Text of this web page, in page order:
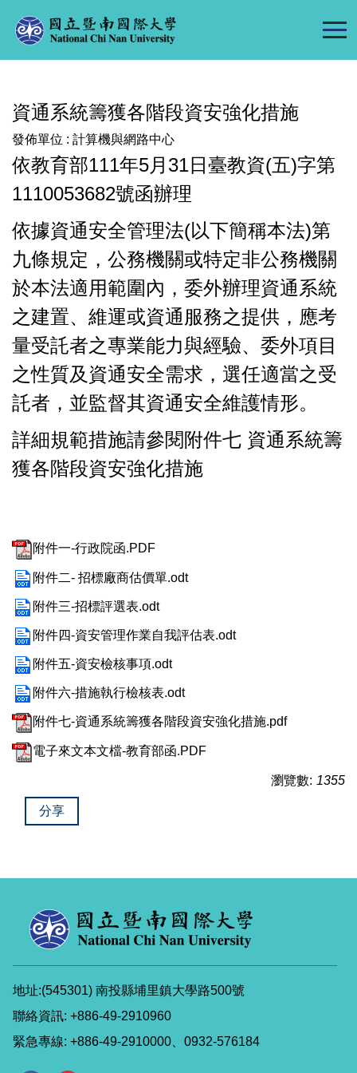
到
容
資通系統籌獲各階段資安強化措施
發佈單位 : 計算機與網路中心
依教育部111年5月31日臺教資(五)字第
1110053682號函辦理
依據資通安全管理法(以下簡稱本法)第
九條規定，公務機關或特定非公務機關
於本法適用範圍內，委外辦理資通系統
之建置、維運或資通服務之提供，應考
量受託者之專業能力與經驗、委外項目
之性質及資通安全需求，選任適當之受
託者，並監督其資通安全維護情形。
詳細規範措施請參閱附件七 資通系統籌
獲各階段資安強化措施
附件一-行政院函.PDF
附件二- 招標廠商估價單.odt
附件三-招標評選表.odt
附件四-資安管理作業自我評估表.odt
附件五-資安檢核事項.odt
附件六-措施執行檢核表.odt
附件七-資通系統籌獲各階段資安強化措施.pdf
電子來文本文檔-教育部函.PDF
瀏覽數: 1355
分享
地址:(545301) 南投縣埔里鎮大學路500號
聯絡資訊: +886-49-2910960
緊急專線: +886-49-2910000、0932-576184